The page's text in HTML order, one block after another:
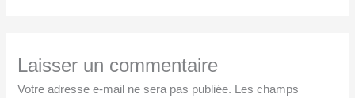
Laisser un commentaire
Votre adresse e-mail ne sera pas publiée.
Les champs